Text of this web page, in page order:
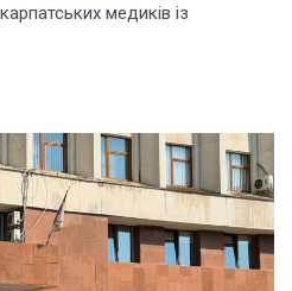
медиків із